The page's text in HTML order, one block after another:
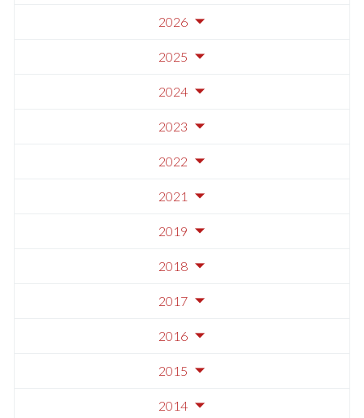
2026
2025
2024
2023
2022
2021
2019
2018
2017
2016
2015
2014